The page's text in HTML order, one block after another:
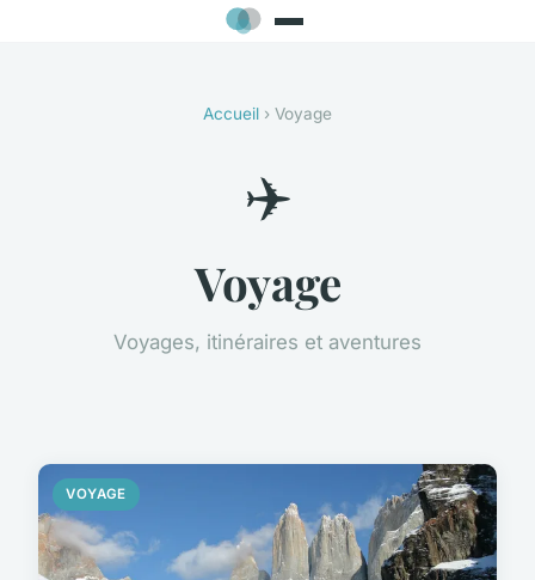
Accueil › Voyage
✈️
Voyage
Voyages, itinéraires et aventures
VOYAGE